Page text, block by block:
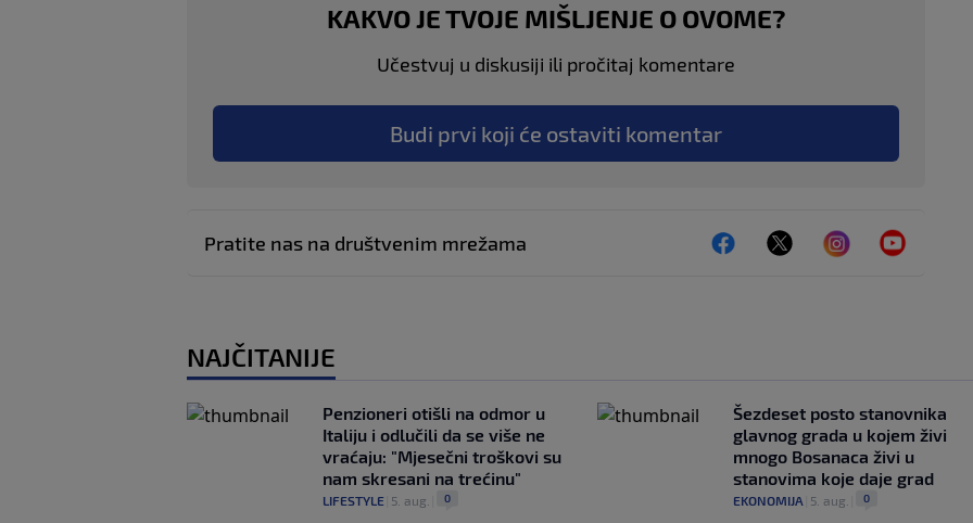
KAKVO JE TVOJE MIŠLJENJE O OVOME?
Učestvuj u diskusiji ili pročitaj komentare
Budi prvi koji će ostaviti komentar
Pratite nas na društvenim mrežama
NAJČITANIJE
Penzioneri otišli na odmor u
Italiju i odlučili da se više ne
vraćaju: "Mjesečni troškovi su
nam skresani na trećinu"
LIFESTYLE 5. aug. 0
Šezdeset posto stanovnika
glavnog grada u kojem živi
mnogo Bosanaca živi u
stanovima koje daje grad
EKONOMIJA 5. aug. 0